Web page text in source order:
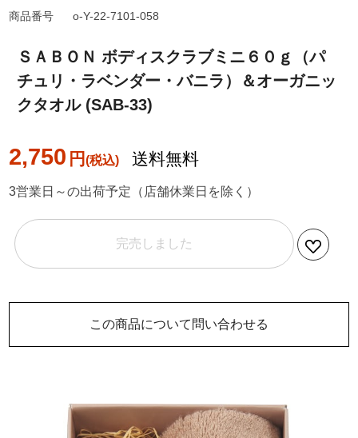
ＳＡＢＯＮ ボディスクラブミニ６０ｇ（パ
チュリ・ラベンダー・バニラ）＆オーガニッ
クタオル (SAB-33)
2,750 円 送料無料
商品番号 o-Y-22-7101-058
3営業日～の出荷予定（店舗休業日を除く）
完売しました
この商品について問い合わせる